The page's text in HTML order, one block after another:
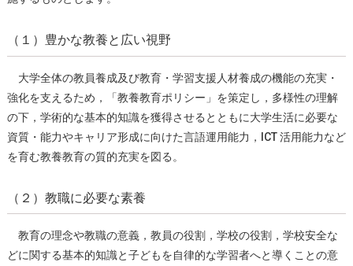
（１）豊かな教養と広い視野
⼤学全体の教員養成及び教育・学習⽀援⼈材養成の機能の充実・
強化を⽀えるため，「教養教育ポリシー」を策定し，多様性の理解
の下，学術的な基本的知識を獲得させるとともに⼤学⽣活に必要な
資質・能⼒やキャリア形成に向けた⾔語運⽤能⼒，ICT 活⽤能⼒など
を育む教養教育の質的充実を図る。
（２）教職に必要な素養
教育の理念や教職の意義，教員の役割，学校の役割，学校安全な
どに関する基本的知識と⼦どもを⾃律的な学習者へと導くことの意